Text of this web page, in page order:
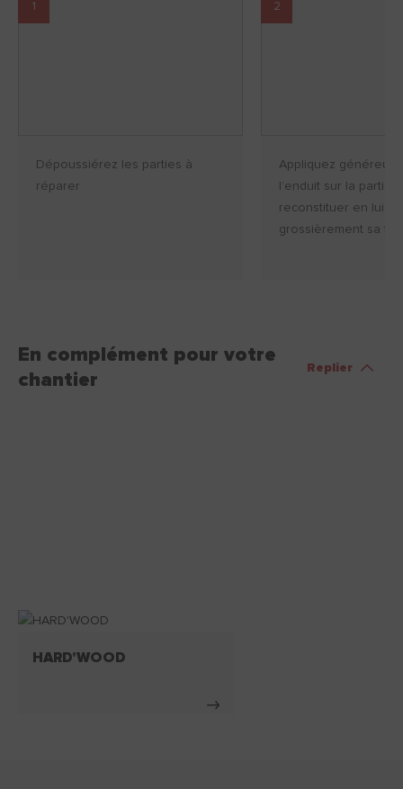
1
Dépoussiérez les parties à
réparer
2
Appliquez
l’enduit sur la partie à
reconstituer en lui
grossièrement sa
En complément pour votre
chantier
Replier
HARD'WOOD